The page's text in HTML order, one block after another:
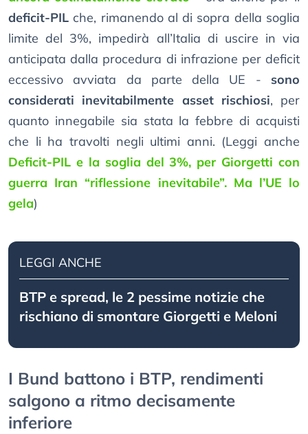
deficit-PIL che, rimanendo al di sopra della soglia
limite del 3%, impedirà all’Italia di uscire in via
anticipata dalla procedura di infrazione per deficit
eccessivo avviata da parte della UE - sono
considerati inevitabilmente asset rischiosi, per
quanto innegabile sia stata la febbre di acquisti
che li ha travolti negli ultimi anni. (Leggi anche
Deficit-PIL e la soglia del 3%, per Giorgetti con
guerra Iran “riflessione inevitabile”. Ma l’UE lo
gela)
LEGGI ANCHE
BTP e spread, le 2 pessime notizie che
rischiano di smontare Giorgetti e Meloni
I Bund battono i BTP, rendimenti
salgono a ritmo decisamente
inferiore